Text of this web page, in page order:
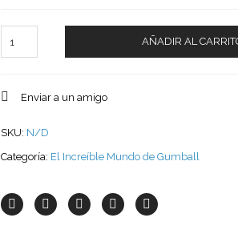
AÑADIR AL
Enviar a un amigo
SKU: N/D
Categoría: El Increíble Mundo de Gumball